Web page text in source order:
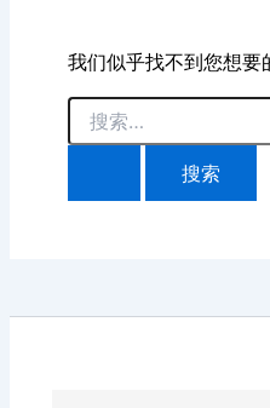
我们似乎找不到您想要
搜
索：